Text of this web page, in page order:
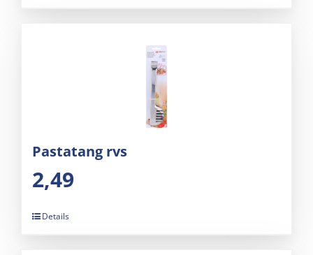
Pastatang rvs
2,49
Details